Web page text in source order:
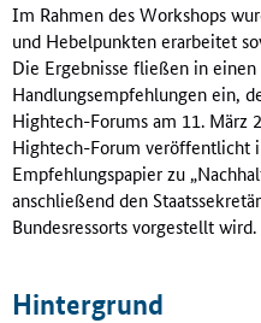
Im Rahmen des Workshops
und Hebelpunkten erarbeitet
Die Ergebnisse fließen in
Handlungsempfehlungen ein,
Hightech-Forums am 11. März
Hightech-Forum veröffentlicht
Empfehlungspapier zu
anschließend den
Bundesressorts vorgestellt wird.
Hintergrund